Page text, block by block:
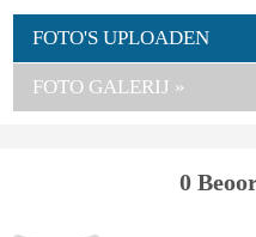
FOTO'S UPLOADEN
FOTO GALERIJ »
0